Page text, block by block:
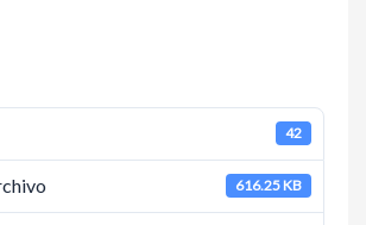
42
616.25 KB